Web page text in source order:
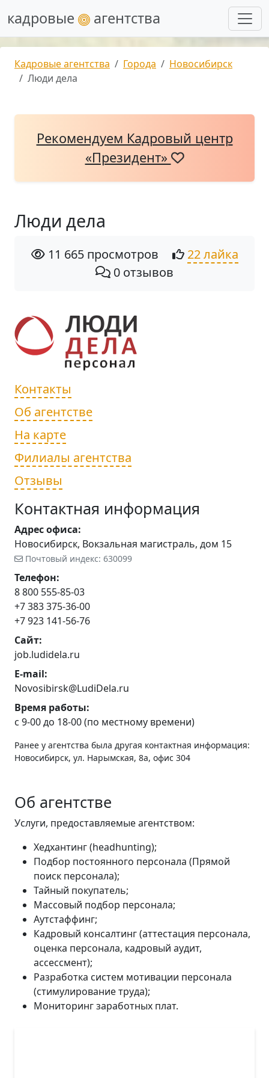
кадровые агентства
Кадровые агентства Города
Новосибирск
Люди дела
Рекомендуем Кадровый центр
«Президент»
Люди дела
11 665 просмотров
22 лайка
0 отзывов
Контакты
Об агентстве
На карте
Филиалы агентства
Отзывы
Контактная информация
Адрес офиса:
Новосибирск, Вокзальная магистраль, дом 15
Почтовый индекс: 630099
Телефон:
8 800 555-85-03
+7 383 375-36-00
+7 923 141-56-76
Сайт:
job.ludidela.ru
E-mail:
Novosibirsk@LudiDela.ru
Время работы:
с 9-00 до 18-00 (по местному времени)
Ранее у агентства была другая контактная информация:
Новосибирск, ул. Нарымская, 8а, офис 304
Об агентстве
Услуги, предоставляемые агентством:
Хедхантинг (headhunting);
Подбор постоянного персонала (Прямой
поиск персонала);
Тайный покупатель;
Массовый подбор персонала;
Аутстаффинг;
Кадровый консалтинг (аттестация персонала,
оценка персонала, кадровый аудит,
ассессмент);
Разработка систем мотивации персонала
(стимулирование труда);
Мониторинг заработных плат.